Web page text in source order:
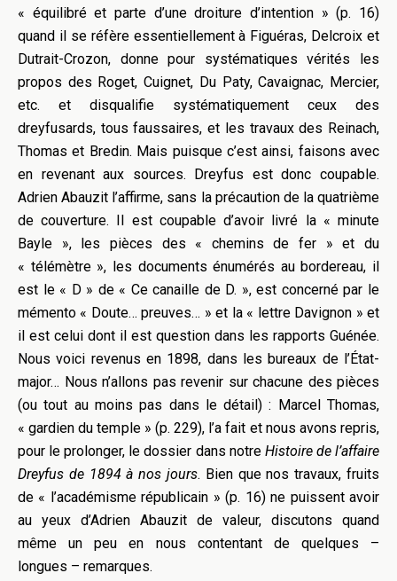
« équilibré et parte d’une droiture d’intention » (p. 16)
quand il se réfère essentiellement à Figuéras, Delcroix et
Dutrait-Crozon, donne pour systématiques vérités les
propos des Roget, Cuignet, Du Paty, Cavaignac, Mercier,
etc. et disqualifie systématiquement ceux des
dreyfusards, tous faussaires, et les travaux des Reinach,
Thomas et Bredin. Mais puisque c’est ainsi, faisons avec
en revenant aux sources. Dreyfus est donc coupable.
Adrien Abauzit l’affirme, sans la précaution de la quatrième
de couverture. Il est coupable d’avoir livré la « minute
Bayle », les pièces des « chemins de fer » et du
« télémètre », les documents énumérés au bordereau, il
est le « D » de « Ce canaille de D. », est concerné par le
mémento « Doute… preuves… » et la « lettre Davignon » et
il est celui dont il est question dans les rapports Guénée.
Nous voici revenus en 1898, dans les bureaux de l’État-
major… Nous n’allons pas revenir sur chacune des pièces
(ou tout au moins pas dans le détail) : Marcel Thomas,
« gardien du temple » (p. 229), l’a fait et nous avons repris,
pour le prolonger, le dossier dans notre Histoire de l’affaire
Dreyfus de 1894 à nos jours. Bien que nos travaux, fruits
de « l’académisme républicain » (p. 16) ne puissent avoir
au yeux d’Adrien Abauzit de valeur, discutons quand
même
un peu
en nous contentant de quelques –
longues – remarques.